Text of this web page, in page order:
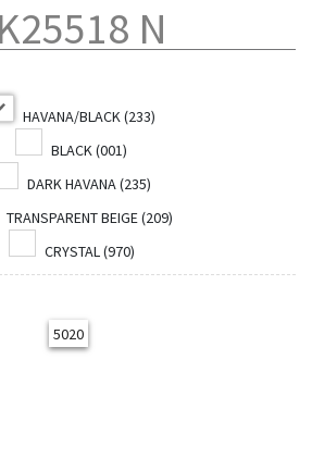
N
HAVANA/BLACK (233)
BLACK (001)
DARK HAVANA (235)
TRANSPARENT BEIGE (209)
CRYSTAL (970)
5020